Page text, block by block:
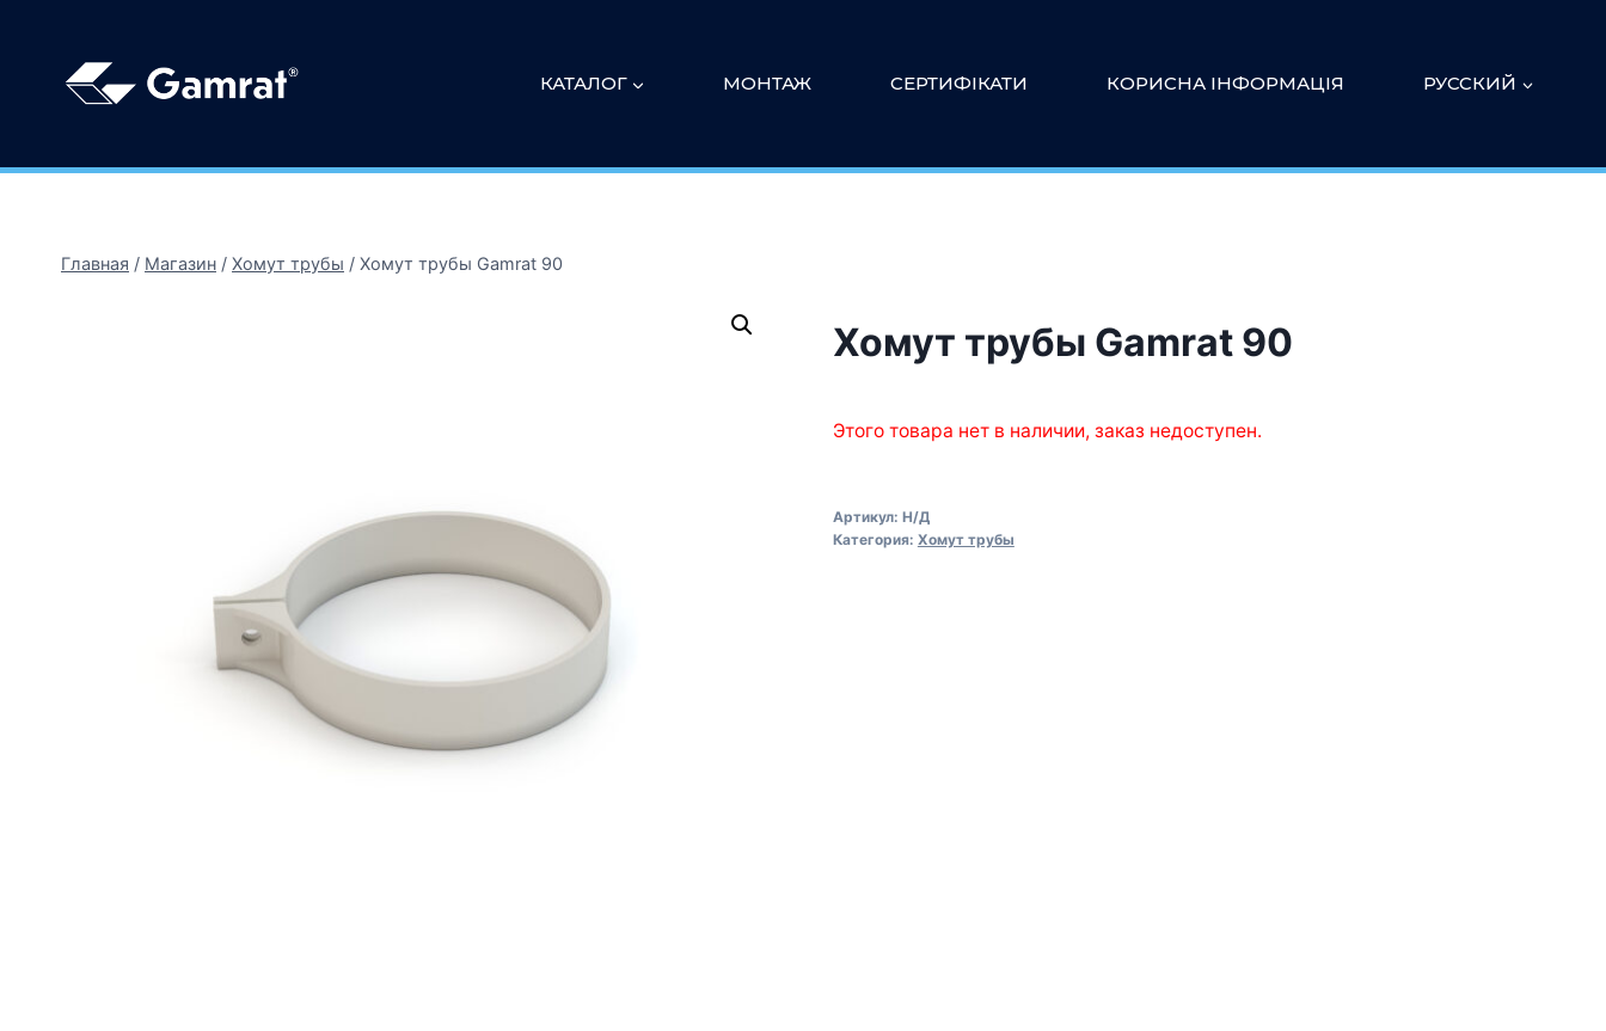
КАТАЛОГ МОНТАЖ СЕРТИФІКАТИ КОРИСНА ІНФОРМАЦІЯ РУССКИЙ
Главная / Магазин / Хомут трубы / Хомут трубы Gamrat 90
Хомут трубы Gamrat 90
Этого товара нет в наличии, заказ недоступен.
Артикул: Н/Д
Категория: Хомут трубы